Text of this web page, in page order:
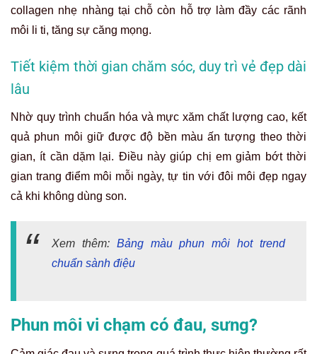
collagen nhẹ nhàng tại chỗ còn hỗ trợ làm đầy các rãnh
môi li ti, tăng sự căng mọng.
Tiết kiệm thời gian chăm sóc, duy trì vẻ đẹp dài
lâu
Nhờ quy trình chuẩn hóa và mực xăm chất lượng cao, kết
quả phun môi giữ được độ bền màu ấn tượng theo thời
gian, ít cần dặm lại. Điều này giúp chị em giảm bớt thời
gian trang điểm môi mỗi ngày, tự tin với đôi môi đẹp ngay
cả khi không dùng son.
Xem thêm: Bảng màu phun môi hot trend
chuẩn sành điệu
Phun môi vi chạm có đau, sưng?